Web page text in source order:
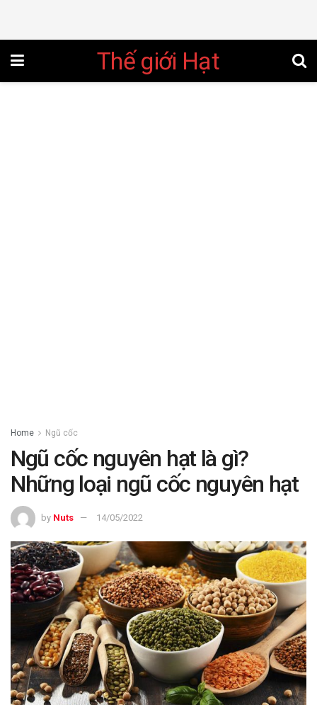
Thế giới Hạt
Home Ngũ cốc
Ngũ cốc nguyên hạt là gì?
Những loại ngũ cốc nguyên hạt
by Nuts 14/05/2022